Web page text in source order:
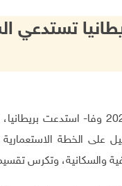
تستدعي
لندن 21-8-2025 وفا-
على الخطة
والسكانية، وتكرس